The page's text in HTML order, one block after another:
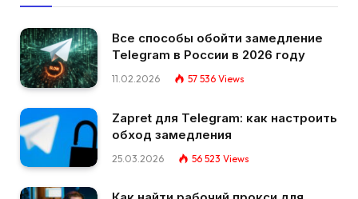
Все способы обойти замедление
Telegram в России в 2026 году
11.02.2026 57 536 Views
Zapret для Telegram: как настроить
обход замедления
25.03.2026 56 523 Views